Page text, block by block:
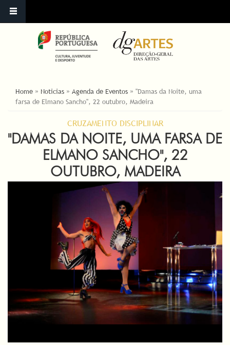
ESTÁ AQUI
Home » Noticias » Agenda de Eventos » "Damas da Noite, uma
farsa de Elmano Sancho", 22 outubro, Madeira
CRUZAMENTO DISCIPLINAR
"DAMAS DA NOITE, UMA FARSA DE
ELMANO SANCHO", 22
OUTUBRO, MADEIRA